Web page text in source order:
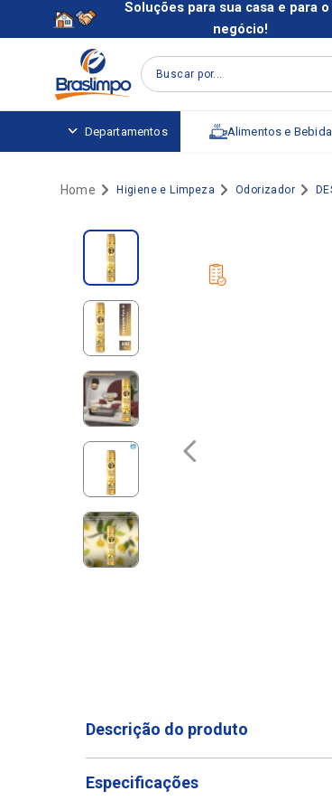
Soluções para sua casa e para o
negócio!
Buscar por...
Departamentos Alimentos e
Higiene e Limpeza Odorizador
Descrição do produto
Especificações